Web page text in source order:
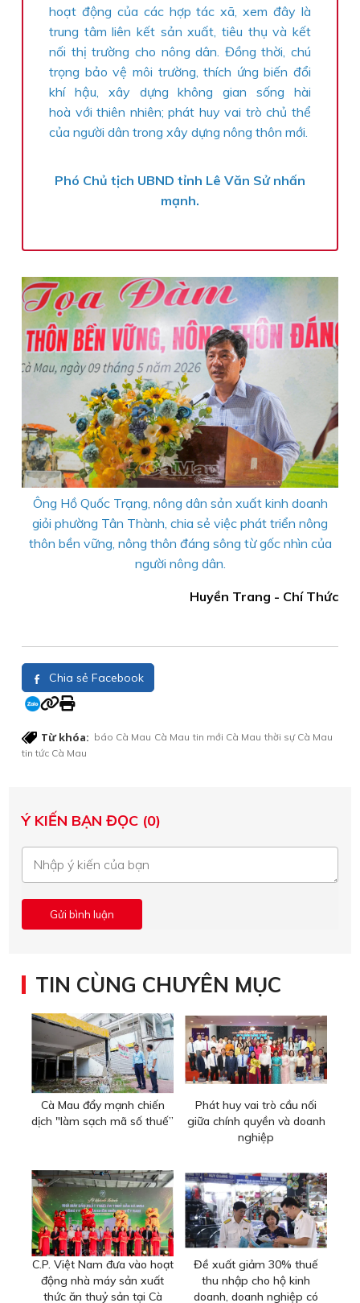
hoạt động của các hợp tác xã, xem đây là
trung tâm liên kết sản xuất, tiêu thụ và kết
nối thị trường cho nông dân. Đồng thời, chú
trọng bảo vệ môi trường, thích ứng biến đổi
khí hậu, xây dựng không gian sống hài
hoà với thiên nhiên; phát huy vai trò chủ thể
của người dân trong xây dựng nông thôn mới.
Phó Chủ tịch UBND tỉnh Lê Văn Sử nhấn
mạnh.
Ông Hồ Quốc Trạng, nông dân sản xuất kinh doanh
giỏi phường Tân Thành, chia sẻ việc phát triển nông
thôn bền vững, nông thôn đáng sông từ gốc nhìn của
người nông dân.
Huyền Trang - Chí Thức
Chia sẻ Facebook
Từ khóa: báo Cà Mau Cà Mau tin mới Cà Mau thời sự Cà Mau
tin tức Cà Mau
Ý KIẾN BẠN ĐỌC (0)
TIN CÙNG CHUYÊN MỤC
Cà Mau đẩy mạnh chiến
dịch "làm sạch mã số thuế”
Phát huy vai trò cầu nối
giữa chính quyền và doanh
nghiệp
C.P. Việt Nam đưa vào hoạt
động nhà máy sản xuất
thức ăn thuỷ sản tại Cà
Đề xuất giảm 30% thuế
thu nhập cho hộ kinh
doanh, doanh nghiệp có